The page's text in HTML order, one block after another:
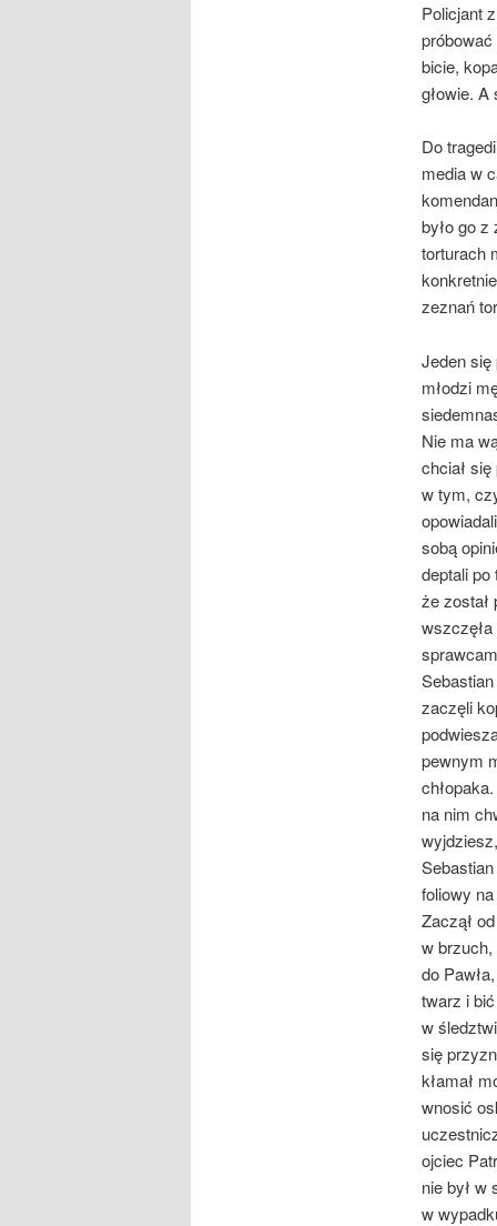
Policjant
bicie,
głowie. A
Do
media w
było go
torturach
zeznań
Jeden
młodzi
Nie ma
chciał
w tym,
sobą
deptali po
że został
zaczęli
pewnym
na nim
foliowy
Zaczął
w brzuch,
do
twarz i
w
się
kłamał
wnosić
ojciec
nie był w
w